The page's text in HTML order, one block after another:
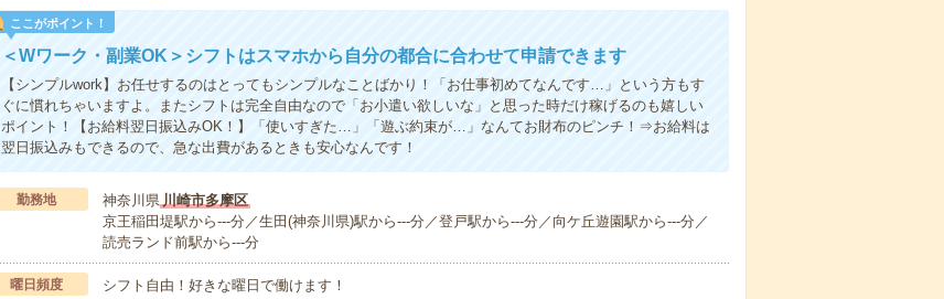
ここがポイント！
＜Wワーク・副業OK＞シフトはスマホから自分の都合に合わせて申請できます
【シンプルwork】お任せするのはとってもシンプルなことばかり！「お仕事初めてなんです…」という方もす
ぐに慣れちゃいますよ。またシフトは完全自由なので「お小遣い欲しいな」と思った時だけ稼げるのも嬉しい
ポイント！【お給料翌日振込みOK！】「使いすぎた…」「遊ぶ約束が…」なんてお財布のピンチ！⇒お給料は
翌日振込みもできるので、急な出費があるときも安心なんです！
勤務地 神奈川県川崎市多摩区
京王稲田堤駅から---分／生田(神奈川県)駅から---分／登戸駅から---分／向ケ丘遊園駅から---分／
読売ランド前駅から---分
曜日頻度 シフト自由！好きな曜日で働けます！